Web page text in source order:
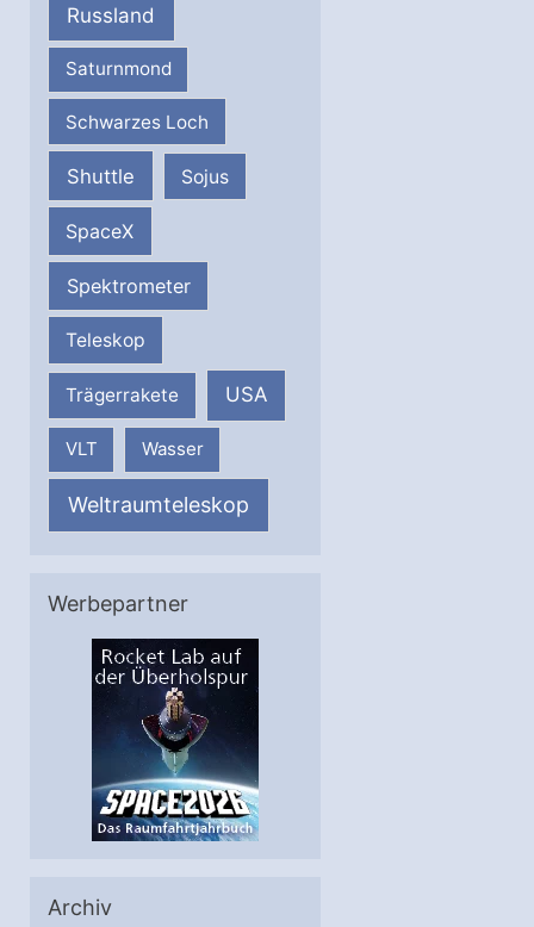
Russland
Saturnmond
Schwarzes Loch
Shuttle Sojus
SpaceX
Spektrometer
Teleskop
Trägerrakete USA
VLT Wasser
Weltraumteleskop
Werbepartner
Archiv